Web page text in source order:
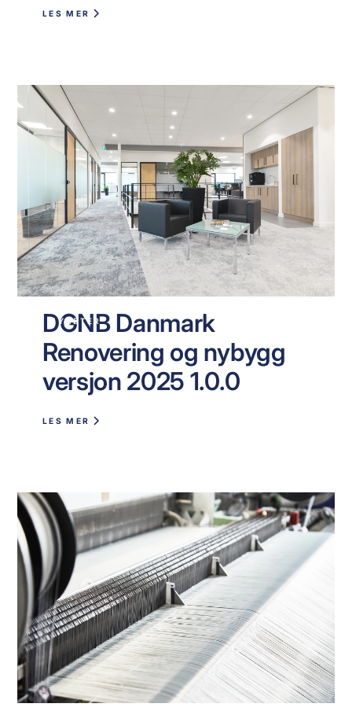
LES MER
NYHETER
DGNB Danmark
Renovering og nybygg
versjon 2025 1.0.0
LES MER